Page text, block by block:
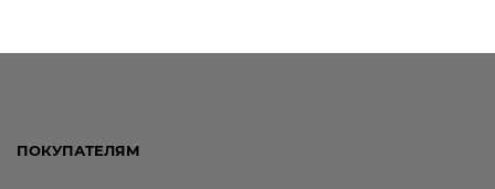
ПОКУПАТЕЛЯМ